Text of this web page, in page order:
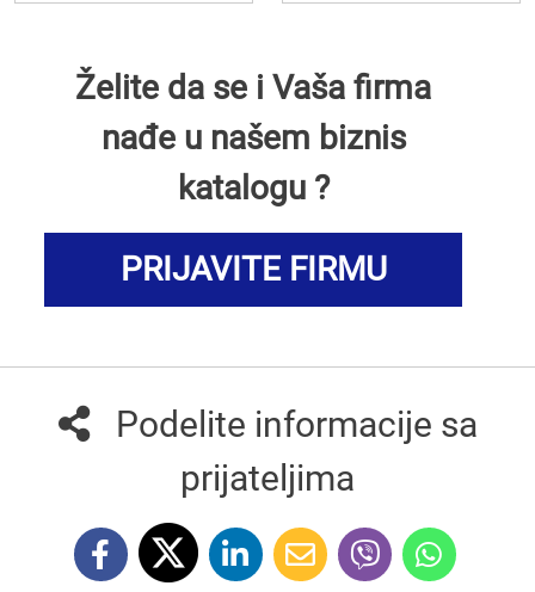
Želite da se i Vaša firma
nađe u našem biznis
katalogu ?
PRIJAVITE FIRMU
Podelite informacije sa
prijateljima